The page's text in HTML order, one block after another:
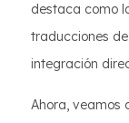
destaca como
traducciones
integración
Ahora, veamos